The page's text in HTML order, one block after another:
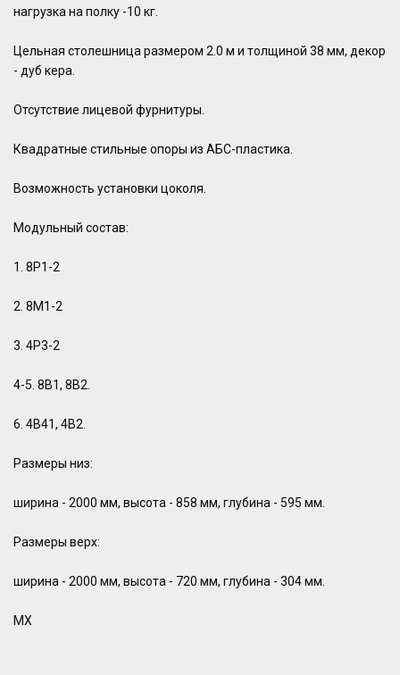
нагрузка на полку -10 кг.
Цельная столешница размером 2.0 м и толщиной 38 мм, декор
- дуб кера.
Отсутствие лицевой фурнитуры.
Квадратные стильные опоры из АБС-пластика.
Возможность установки цоколя.
Модульный состав:
1. 8Р1-2
2. 8М1-2
3. 4Р3-2
4-5. 8В1, 8В2.
6. 4В41, 4В2.
Размеры низ:
ширина - 2000 мм, высота - 858 мм, глубина - 595 мм.
Размеры верх:
ширина - 2000 мм, высота - 720 мм, глубина - 304 мм.
МХ